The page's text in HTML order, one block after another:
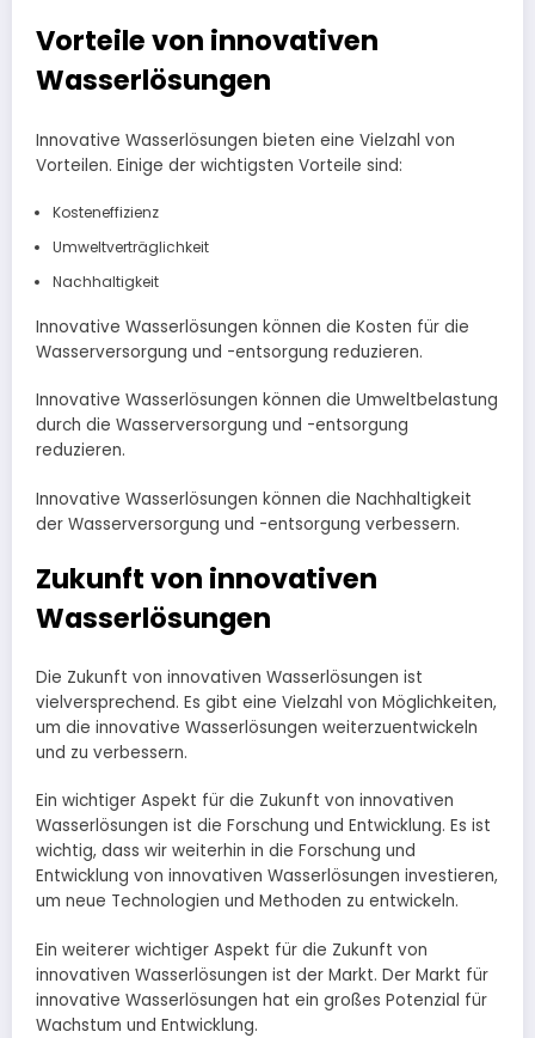
Vorteile von innovativen
Wasserlösungen
Innovative Wasserlösungen bieten eine Vielzahl von
Vorteilen. Einige der wichtigsten Vorteile sind:
Kosteneffizienz
Umweltverträglichkeit
Nachhaltigkeit
Innovative Wasserlösungen können die Kosten für die
Wasserversorgung und -entsorgung reduzieren.
Innovative Wasserlösungen können die Umweltbelastung
durch die Wasserversorgung und -entsorgung
reduzieren.
Innovative Wasserlösungen können die Nachhaltigkeit
der Wasserversorgung und -entsorgung verbessern.
Zukunft von innovativen
Wasserlösungen
Die Zukunft von innovativen Wasserlösungen ist
vielversprechend. Es gibt eine Vielzahl von Möglichkeiten,
um die innovative Wasserlösungen weiterzuentwickeln
und zu verbessern.
Ein wichtiger Aspekt für die Zukunft von innovativen
Wasserlösungen ist die Forschung und Entwicklung. Es ist
wichtig, dass wir weiterhin in die Forschung und
Entwicklung von innovativen Wasserlösungen investieren,
um neue Technologien und Methoden zu entwickeln.
Ein weiterer wichtiger Aspekt für die Zukunft von
innovativen Wasserlösungen ist der Markt. Der Markt für
innovative Wasserlösungen hat ein großes Potenzial für
Wachstum und Entwicklung.